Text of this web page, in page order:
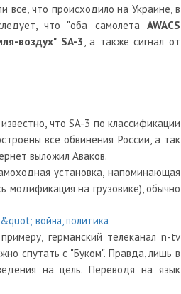
все, что происходило на Украине, в
что "оба самолета AWACS
воздух" SA-3, а также сигнал от
что SA-3 по классификации
все обвинения России, а так
выложил Аваков.
установка, напоминающая
модификация на грузовике), обычно
германский телеканал n-tv
спутать с "Буком". Правда, лишь в
на цель. Переводя на язык